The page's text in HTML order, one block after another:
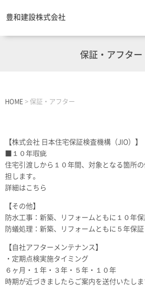
豊和建設株式会社
保証・アフター
HOME > 保証・アフター
【株式会社 日本住宅保証検査機構（JIO）】
■１０年瑕疵
住宅引渡しから１０年間、対象となる箇所
担します。
詳細は こちら
【その他】
防水工事：新築、リフォームともに１０年保
防蟻処理：新築、リフォームともに５年保証
【自社アフターメンテナンス】
・定期点検実施タイミング
６ヶ月・１年・３年・５年・１０年
時期が近づきましたらご案内を送付いたしま